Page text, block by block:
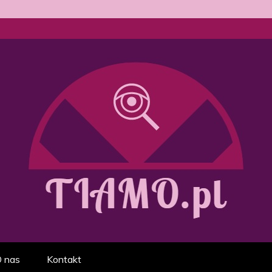
treningu, odżywiania i
nas Kontakt